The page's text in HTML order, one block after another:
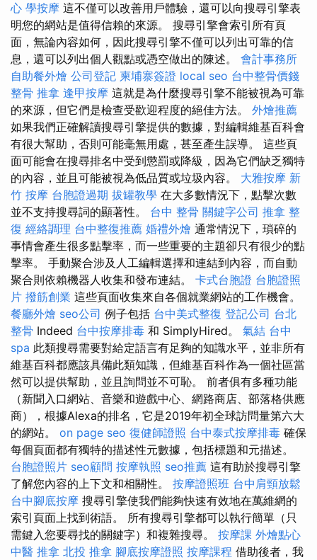
心 學按摩 這不僅可以改善用戶體驗，還可以向搜尋引擎表
明您的網站是值得信賴的來源。 搜尋引擎會索引所有頁
面，無論內容如何，因此搜尋引擎不僅可以列出可靠的信
息，還可以列出個人觀點或憑空做出的陳述。 會計事務所
自助餐外燴 公司登記 柬埔寨簽證 local seo 台中整骨價錢
整骨 推拿 逢甲按摩 這就是為什麼搜尋引擎不能被視為可靠
的來源，但它們是檢查受歡迎程度的絕佳方法。 外燴推薦
如果我們正確解讀搜尋引擎提供的數據，對編輯維基百科會
有很大幫助，否則可能毫無用處，甚至產生誤導。 這些頁
面可能會在搜尋排名中受到懲罰或降級，因為它們缺乏獨特
的內容，並且可能被視為低品質或垃圾內容。 大雅按摩 新
竹 按摩 台胞證過期 拔罐教學 在大多數情況下，點擊次數
並不支持搜尋詞的顯著性。 台中 整骨 關鍵字公司 推拿 整
復 經絡調理 台中整復推薦 婚禮外燴 通常情況下，瑣碎的
事情會產生很多點擊率，而一些重要的主題卻只有很少的點
擊率。 手動聚合涉及人工編輯選擇和連結到內容，而自動
聚合則依賴機器人收集和發布連結。 卡式台胞證 台胞證照
片 撥筋創業 這些頁面收集來自各個就業網站的工作機會。
餐廳外燴 seo公司 例子包括 台中美式整復 登記公司 台北
整骨 Indeed 台中按摩排毒 和 SimplyHired。 氣結 台中
spa 此類搜尋需要對給定語言有足夠的知識水平，並非所有
維基百科都應該具備此類知識，但維基百科作為一個社區當
然可以提供幫助，並且詢問並不可恥。 前者俱有多種功能
（新聞入口網站、音樂和遊戲中心、網路商店、部落格供應
商），根據Alexa的排名，它是2019年初全球訪問量第六大
的網站。 on page seo 復健師證照 台中泰式按摩排毒 確保
每個頁面都有獨特的描述性元數據，包括標題和元描述。
台胞證照片 seo顧問 按摩執照 seo推薦 這有助於搜尋引擎
了解您內容的上下文和相關性。 按摩證照班 台中肩頸放鬆
台中腳底按摩 搜尋引擎使我們能夠快速有效地在萬維網的
索引頁面上找到術語。 所有搜尋引擎都可以執行簡單（只
需鍵入您要尋找的關鍵字）和複雜搜尋。 按摩課 外燴點心
中醫 推拿 北投 推拿 腳底按摩證照 按摩課程 借助後者，我